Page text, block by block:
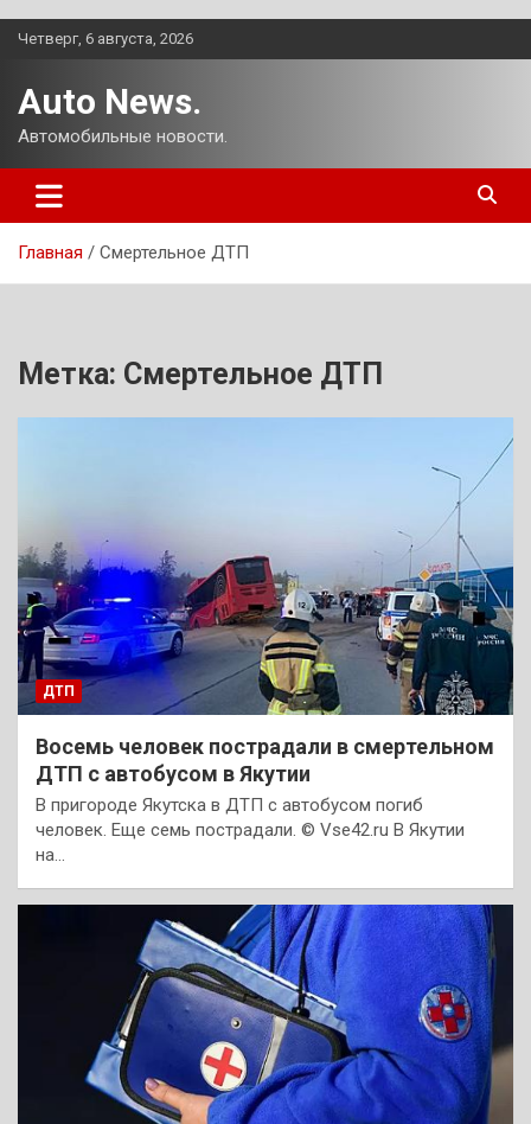
Перейти
Четверг, 6 августа, 2026
Auto News.
Автомобильные новости.
Главная Смертельное ДТП
Метка: Смертельное ДТП
ДТП
Восемь человек пострадали в смертельном
ДТП с автобусом в Якутии
В пригороде Якутска в ДТП с автобусом погиб
человек. Еще семь пострадали. © Vse42.ru В Якутии
на…